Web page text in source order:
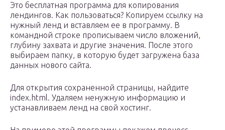
Это бесплатная программа для копирования
лендингов. Как пользоваться? Копируем ссылку на
нужный ленд и вставляем ее в программу. В
командной строке прописываем число вложений,
глубину захвата и другие значения. После этого
выбираем папку, в которую будет загружена база
данных нового сайта.
Для открытия сохраненной страницы, найдите
index.html. Удаляем ненужную информацию и
устанавливаем ленд на свой хостинг.